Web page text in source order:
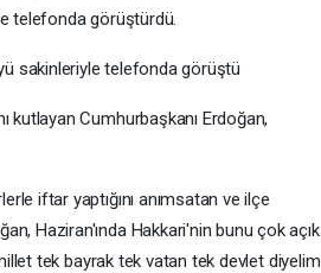
telefonda görüştürdü.
sakinleriyle telefonda görüştü
kutlayan Cumhurbaşkanı Erdoğan,
iftar yaptığını anımsatan ve ilçe
Haziran'ında Hakkari'nin bunu çok açık
tek bayrak tek vatan tek devlet diyelim